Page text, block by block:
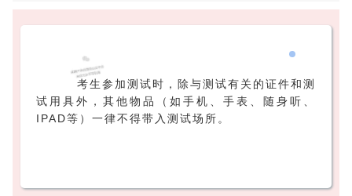
考生参加测试时，除与测试有关的证件和测
试用具外，其他物品（如手机、手表、随身听、
IPAD等）一律不得带入测试场所。